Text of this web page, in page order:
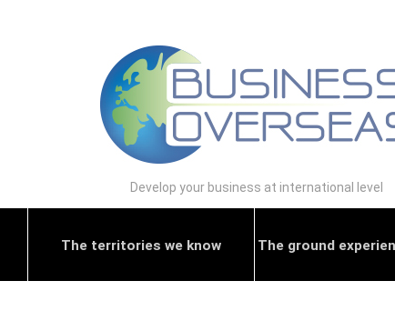
Develop your business at international level
The territories we know The ground